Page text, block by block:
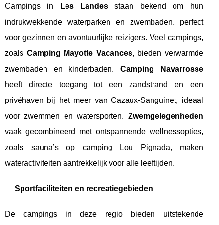
Campings in Les Landes staan bekend om hun
indrukwekkende waterparken en zwembaden, perfect
voor gezinnen en avontuurlijke reizigers. Veel campings,
zoals Camping Mayotte Vacances, bieden verwarmde
zwembaden en kinderbaden. Camping Navarrosse
heeft directe toegang tot een zandstrand en een
privéhaven bij het meer van Cazaux-Sanguinet, ideaal
voor zwemmen en watersporten. Zwemgelegenheden
vaak gecombineerd met ontspannende wellnessopties,
zoals sauna’s op camping Lou Pignada, maken
wateractiviteiten aantrekkelijk voor alle leeftijden.
Sportfaciliteiten en recreatiegebieden
De campings in deze regio bieden uitstekende